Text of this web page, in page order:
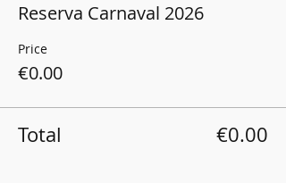
Reserva Carnaval 2026
Price
€0.00
Total €0.00